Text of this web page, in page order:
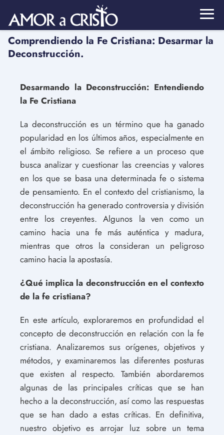
Comprendiendo la Fe Cristiana: Desarmar la
Deconstrucción.
Desarmando la Deconstrucción: Entendiendo
la Fe Cristiana
La deconstrucción es un término que ha ganado
popularidad en los últimos años, especialmente en
el ámbito religioso. Se refiere a un proceso que
busca analizar y cuestionar las creencias y valores
en los que se basa una determinada fe o sistema
de pensamiento. En el contexto del cristianismo, la
deconstrucción ha generado controversia y división
entre los creyentes. Algunos la ven como un
camino hacia una fe más auténtica y madura,
mientras que otros la consideran un peligroso
camino hacia la apostasía.
¿Qué implica la deconstrucción en el contexto
de la fe cristiana?
En este artículo, exploraremos en profundidad el
concepto de deconstrucción en relación con la fe
cristiana. Analizaremos sus orígenes, objetivos y
métodos, y examinaremos las diferentes posturas
que existen al respecto. También abordaremos
algunas de las principales críticas que se han
hecho a la deconstrucción, así como las respuestas
que se han dado a estas críticas. En definitiva,
nuestro objetivo es arrojar luz sobre un tema